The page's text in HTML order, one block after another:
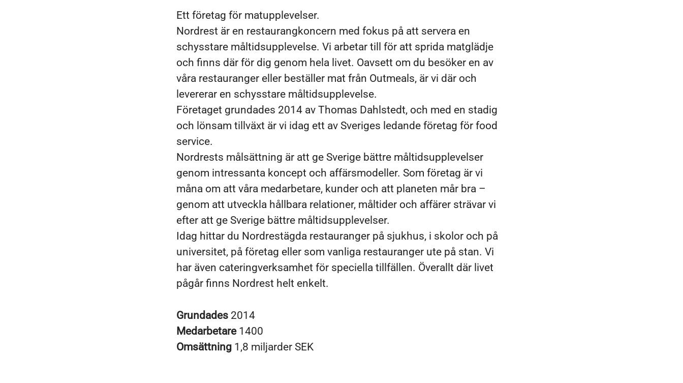
Ett företag för matupplevelser.
Nordrest är en restaurangkoncern med fokus på att servera en
schysstare måltidsupplevelse. Vi arbetar till för att sprida matglädje
och finns där för dig genom hela livet. Oavsett om du besöker en av
våra restauranger eller beställer mat från Outmeals, är vi där och
levererar en schysstare måltidsupplevelse.
Företaget grundades 2014 av Thomas Dahlstedt, och med en stadig
och lönsam tillväxt är vi idag ett av Sveriges ledande företag för food
service.
Nordrests målsättning är att ge Sverige bättre måltidsupplevelser
genom intressanta koncept och affärsmodeller. Som företag är vi
måna om att våra medarbetare, kunder och att planeten mår bra –
genom att utveckla hållbara relationer, måltider och affärer strävar vi
efter att ge Sverige bättre måltidsupplevelser.
Idag hittar du Nordrestägda restauranger på sjukhus, i skolor och på
universitet, på företag eller som vanliga restauranger ute på stan. Vi
har även cateringverksamhet för speciella tillfällen. Överallt där livet
pågår finns Nordrest helt enkelt.
Grundades 2014
Medarbetare 1400
Omsättning 1,8 miljarder SEK